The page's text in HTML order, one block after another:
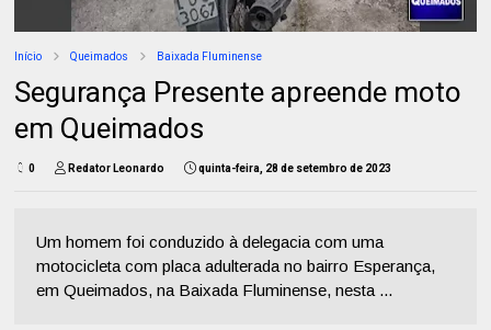
Início Queimados Baixada Fluminense
Segurança Presente apreende moto
em Queimados
0 Redator Leonardo quinta-feira, 28 de setembro de 2023
Um homem foi conduzido à delegacia com uma
motocicleta com placa adulterada no bairro Esperança,
em Queimados, na Baixada Fluminense, nesta ...